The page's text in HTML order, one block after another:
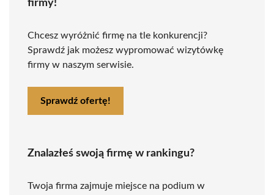
firmy!
Chcesz wyróżnić firmę na tle konkurencji?
Sprawdź jak możesz wypromować wizytówkę
firmy w naszym serwisie.
Sprawdź ofertę!
Znalazłeś swoją firmę w rankingu?
Twoja firma zajmuje miejsce na podium w